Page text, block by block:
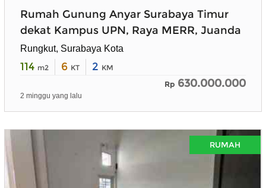
Rumah Gunung Anyar Surabaya Timur
dekat Kampus UPN, Raya MERR, Juanda
Rungkut, Surabaya Kota
114 m2 6 KT 2 KM
Rp 630.000.000
2 minggu yang lalu
RUMAH